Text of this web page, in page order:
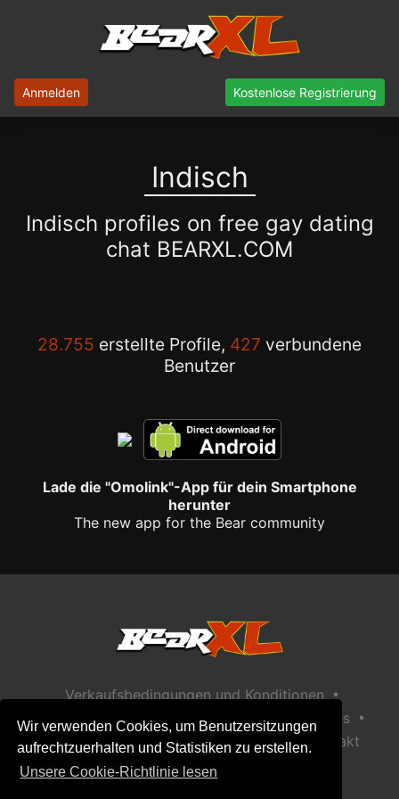
Wir verwenden Cookies, um Benutzersitzungen
aufrechtzuerhalten und Statistiken zu erstellen.
Unsere Cookie-Richtlinie lesen
Anmelden Kostenlose Registrierung
Indisch
Indisch profiles on free gay dating
chat BEARXL.COM
28.755 erstellte Profile, 427 verbundene
Benutzer
Lade die "Omolink"-App für dein Smartphone
herunter
The new app for the Bear community
Verkaufsbedingungen und Konditionen •
Datenschutzerklärung Richtlinie zu Cookies •
Richtlinie zur Kindersicherheit Hilfe / Kontakt